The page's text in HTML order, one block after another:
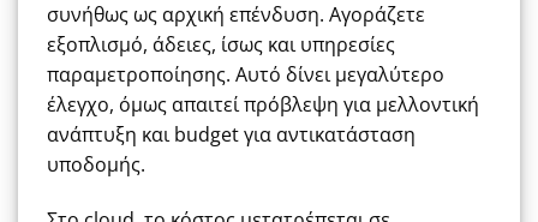
συνήθως ως αρχική επένδυση. Αγοράζετε
εξοπλισμό, άδειες, ίσως και υπηρεσίες
παραμετροποίησης. Αυτό δίνει μεγαλύτερο
έλεγχο, όμως απαιτεί πρόβλεψη για μελλοντική
ανάπτυξη και budget για αντικατάσταση
υποδομής.